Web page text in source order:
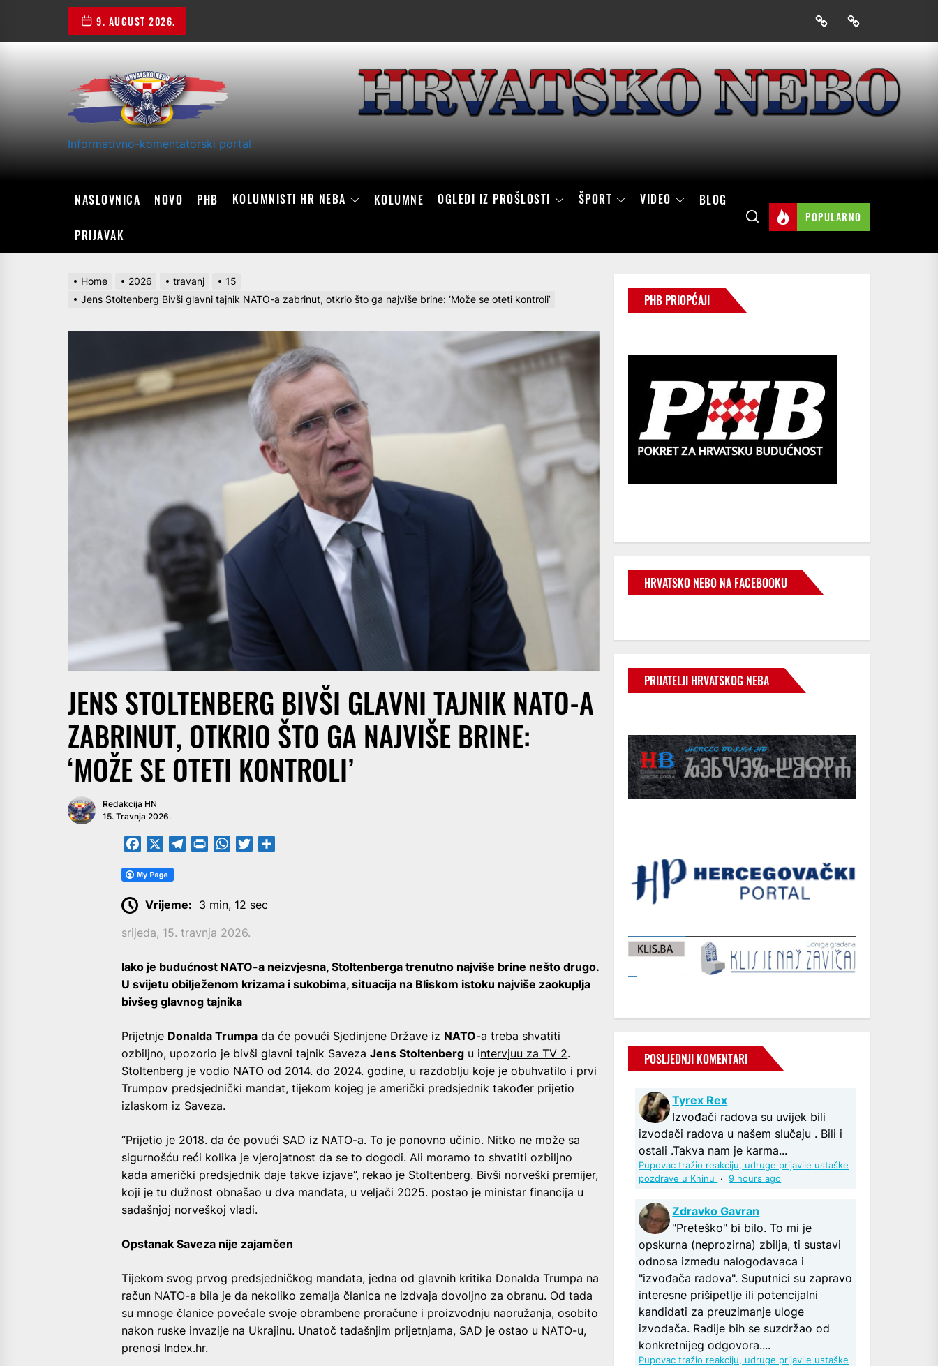
the
9. AUGUST 2026. PrijavakSkini
mobilnu
Hrvatskog
neba
Informativno-komentatorski portal
NASLOVNICA NOVO PHB KOLUMNISTI HR NEBA KOLUMNE OGLEDI IZ PROŠLOSTI ŠPORT VIDEO BLOG
PRIJAVAK
POPULARNO
Home 2026 travanj
15
Jens Stoltenberg Bivši glavni tajnik NATO-a zabrinut, otkrio što ga najviše brine: ‘Može se oteti kontroli’
JENS STOLTENBERG BIVŠI GLAVNI TAJNIK NATO-A
ZABRINUT, OTKRIO ŠTO GA NAJVIŠE BRINE:
‘MOŽE SE OTETI KONTROLI’
Redakcija HN
15. Travnja 2026.
FacebookTelegramPrintFriendly
WhatsApp
Twitter
Vrijeme: 3 min, 12 sec
srijeda, 15. travnja 2026.
Iako je budućnost NATO-a neizvjesna, Stoltenberga trenutno najviše brine nešto drugo.
U svijetu obilježenom krizama i sukobima, situacija na Bliskom istoku najviše zaokuplja
bivšeg glavnog tajnika
Prijetnje Donalda Trumpa da će povući Sjedinjene Države iz NATO-a treba shvatiti
ozbiljno, upozorio je bivši glavni tajnik SavezaJens Stoltenberg u intervjuu za TV 2.
Stoltenberg je vodio NATO od 2014. do 2024. godine, u razdoblju koje je obuhvatilo i prvi
Trumpov predsjednički mandat, tijekom kojeg je američki predsjednik također prijetio
izlaskom iz Saveza.
“Prijetio je 2018. da će povući SAD iz NATO-a. To je ponovno učinio. Nitko ne može sa
sigurnošću reći kolika je vjerojatnost da se to dogodi. Ali moramo to shvatiti ozbiljno
kada američki predsjednik daje takve izjave”, rekao je Stoltenberg. Bivši norveški premijer,
koji je tu dužnost obnašao u dva mandata, u veljači 2025. postao je ministar financija u
sadašnjoj norveškoj vladi.
Opstanak Saveza nije zajamčen
Tijekom svog prvog predsjedničkog mandata, jedna od glavnih kritika Donalda Trumpa na
račun NATO-a bila je da nekoliko zemalja članica ne izdvaja dovoljno za obranu. Od tada
su mnoge članice povećale svoje obrambene proračune i proizvodnju naoružanja, osobito
nakon ruske invazije na Ukrajinu. Unatoč tadašnjim prijetnjama, SAD je ostao u NATO-u,
prenosi Index.hr.
PHB PRIOPĆAJI
HRVATSKO NEBO NA FACEBOOKU
PRIJATELJI HRVATSKOG NEBA
POSLJEDNJI KOMENTARI
Tyrex Rex
Izvođači radova su uvijek bili
izvođači radova u našem slučaju . Bili i
ostali .Takva nam je karma...
Pupovac tražio reakciju, udruge prijavile ustaške
pozdrave u Kninu
·9 hours ago
Zdravko Gavran
"Preteško" bi bilo. To mi je
opskurna (neprozirna) zbilja, ti sustavi
odnosa između nalogodavaca i
"izvođača radova". Suputnici su zapravo
interesne prišipetlje ili potencijalni
kandidati za preuzimanje uloge
izvođača. Radije bih se suzdržao od
konkretnijeg odgovora....
Pupovac tražio reakciju, udruge prijavile ustaške